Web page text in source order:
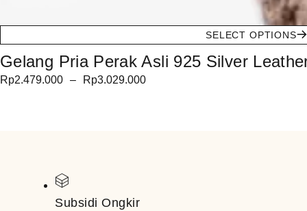
SELECT OPTIONS
Gelang Pria Perak Asli 925 Silver
Rp2.479.000 – Rp3.029.000
Subsidi Ongkir